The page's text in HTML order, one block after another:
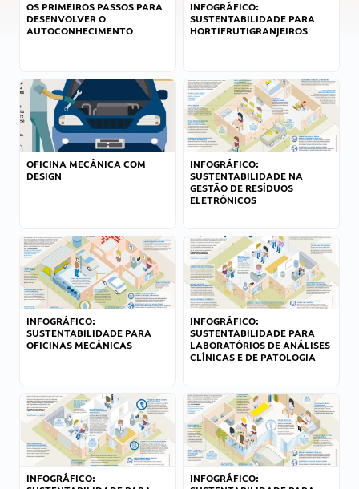
OS PRIMEIROS PASSOS PARA
DESENVOLVER O
AUTOCONHECIMENTO
INFOGRÁFICO:
SUSTENTABILIDADE PARA
HORTIFRUTIGRANJEIROS
OFICINA MECÂNICA COM
DESIGN
INFOGRÁFICO:
SUSTENTABILIDADE NA
GESTÃO DE RESÍDUOS
ELETRÔNICOS
INFOGRÁFICO:
SUSTENTABILIDADE PARA
OFICINAS MECÂNICAS
INFOGRÁFICO:
SUSTENTABILIDADE PARA
LABORATÓRIOS DE ANÁLISES
CLÍNICAS E DE PATOLOGIA
INFOGRÁFICO:
INFOGRÁFICO: